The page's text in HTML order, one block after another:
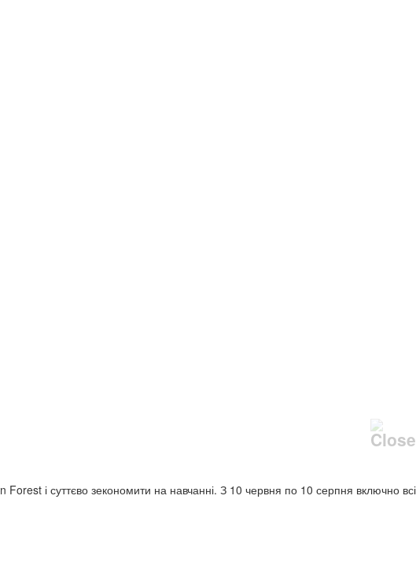
Forest і суттєво зекономити на навчанні. З 10 червня по 10 серпня включно всі